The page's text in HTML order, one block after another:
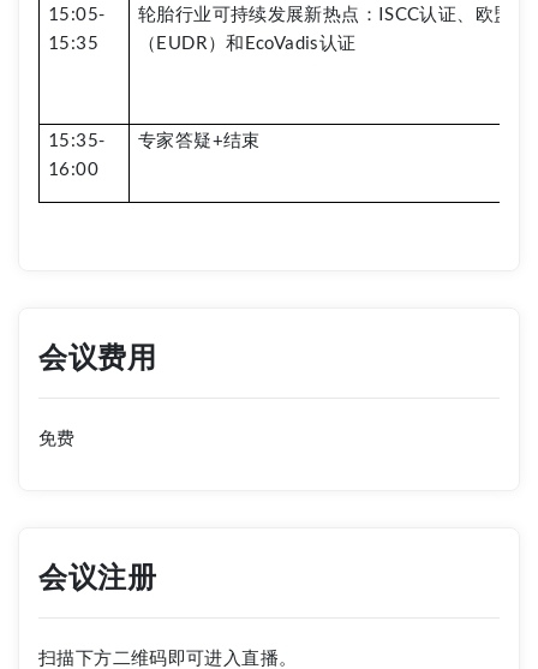
15:05-
15:35
轮胎行业可持续发展新热点：ISCC认证、欧盟零
（EUDR）和EcoVadis认证
15:35-
16:00
专家答疑+结束
会议费用
免费
会议注册
扫描下方二维码即可进入直播。